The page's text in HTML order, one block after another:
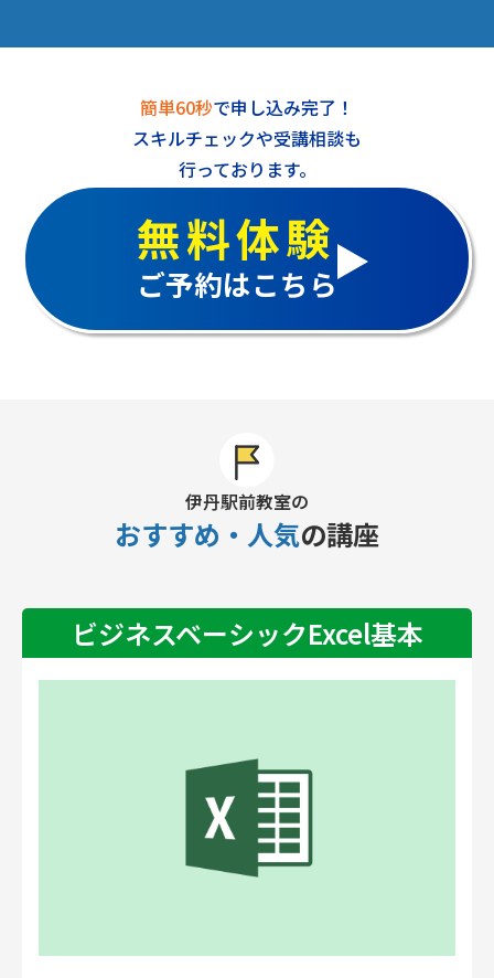
簡単60秒で申し込み完了！
スキルチェックや受講相談も
行っております。
無料体験
ご予約はこちら
伊丹駅前教室の
おすすめ・人気の講座
ビジネスベーシックExcel基本